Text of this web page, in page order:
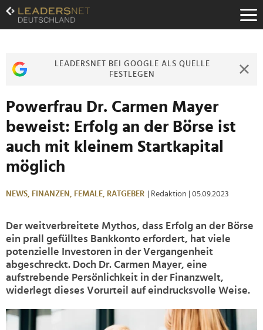
Zum
Inhalt
Zur
Zur
LEADERSNET BEI GOOGLE ALS QUELLE
FESTLEGEN
Powerfrau Dr. Carmen Mayer
beweist: Erfolg an der Börse ist
auch mit kleinem Startkapital
möglich
NEWS, FINANZEN, FEMALE, RATGEBER | Redaktion | 05.09.2023
Der weitverbreitete Mythos, dass Erfolg an der Börse
ein prall gefülltes Bankkonto erfordert, hat viele
potenzielle Investoren in der Vergangenheit
abgeschreckt. Doch Dr. Carmen Mayer, eine
aufstrebende Persönlichkeit in der Finanzwelt,
widerlegt dieses Vorurteil auf eindrucksvolle Weise.
>